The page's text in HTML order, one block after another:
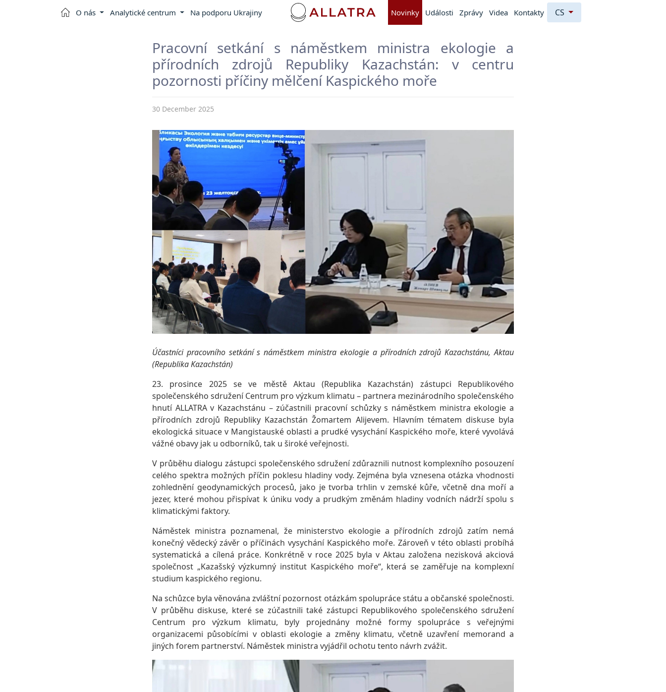
O nás Analytické centrum Na podporu Ukrajiny Novinky Události Zprávy Videa Kontakty CS
Pracovní setkání s náměstkem ministra ekologie a
přírodních zdrojů Republiky Kazachstán: v centru
pozornosti příčiny mělčení Kaspického moře
30 December 2025
Účastníci pracovního setkání s náměstkem ministra ekologie a přírodních zdrojů Kazachstánu, Aktau
(Republika Kazachstán)
23. prosince 2025 se ve městě Aktau (Republika Kazachstán) zástupci Republikového
společenského sdružení Centrum pro výzkum klimatu – partnera mezinárodního společenského
hnutí ALLATRA v Kazachstánu – zúčastnili pracovní schůzky s náměstkem ministra ekologie a
přírodních zdrojů Republiky Kazachstán Žomartem Alijevem. Hlavním tématem diskuse byla
ekologická situace v Mangistauské oblasti a prudké vysychání Kaspického moře, které vyvolává
vážné obavy jak u odborníků, tak u široké veřejnosti.
V průběhu dialogu zástupci společenského sdružení zdůraznili nutnost komplexního posouzení
celého spektra možných příčin poklesu hladiny vody. Zejména byla vznesena otázka vhodnosti
zohlednění geodynamických procesů, jako je tvorba trhlin v zemské kůře, včetně dna moří a
jezer, které mohou přispívat k úniku vody a prudkým změnám hladiny vodních nádrží spolu s
klimatickými faktory.
Náměstek ministra poznamenal, že ministerstvo ekologie a přírodních zdrojů zatím nemá
konečný vědecký závěr o příčinách vysychání Kaspického moře. Zároveň v této oblasti probíhá
systematická a cílená práce. Konkrétně v roce 2025 byla v Aktau založena nezisková akciová
společnost „Kazašský výzkumný institut Kaspického moře“, která se zaměřuje na komplexní
studium kaspického regionu.
Na schůzce byla věnována zvláštní pozornost otázkám spolupráce státu a občanské společnosti.
V průběhu diskuse, které se zúčastnili také zástupci Republikového společenského sdružení
Centrum pro výzkum klimatu, byly projednány možné formy spolupráce s veřejnými
organizacemi působícími v oblasti ekologie a změny klimatu, včetně uzavření memorand a
jiných forem partnerství. Náměstek ministra vyjádřil ochotu tento návrh zvážit.